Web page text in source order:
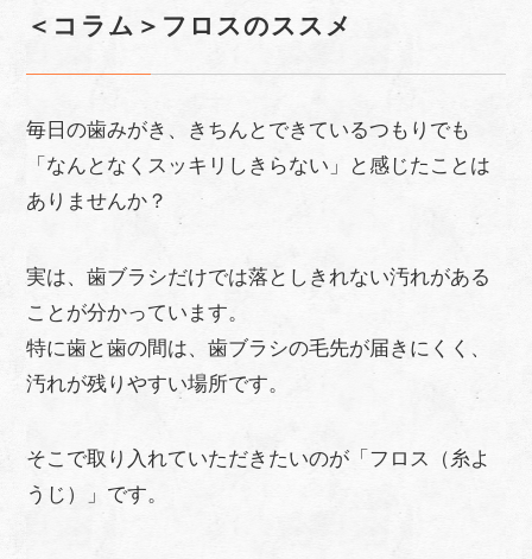
＜コラム＞フロスのススメ
毎日の歯みがき、きちんとできているつもりでも
「なんとなくスッキリしきらない」と感じたことは
ありませんか？
実は、歯ブラシだけでは落としきれない汚れがある
ことが分かっています。
特に歯と歯の間は、歯ブラシの毛先が届きにくく、
汚れが残りやすい場所です。
そこで取り入れていただきたいのが「フロス（糸よ
うじ）」です。